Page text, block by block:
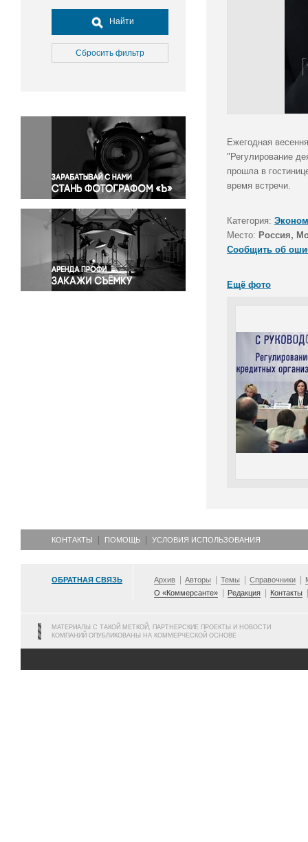
Досуг, туризм и отдых
Культура
Медицина
Окружающая среда
Политика
Правосудие
Происшествия и конфликты
Религия
Светская жизнь
Спорт
Экология
Экономика и бизнес
Найти
Сбросить фильтр
Ежегодная
"Регулирование
прошла в
время встречи.
Категория:
Место: Россия,
Сообщить об
Ещё фото
КОНТАКТЫ ПОМОЩЬ УСЛОВИЯ ИСПОЛЬЗОВАНИЯ
ОБРАТНАЯ СВЯЗЬ Архив Авторы Темы Справочники
О «Коммерсанте»
Редакция Контакты
МАТЕРИАЛЫ С ТАКОЙ МЕТКОЙ, ПАРТНЕРСКИЕ ПРОЕКТЫ И НОВОСТИ
КОМПАНИЙ ОПУБЛИКОВАНЫ НА КОММЕРЧЕСКОЙ ОСНОВЕ